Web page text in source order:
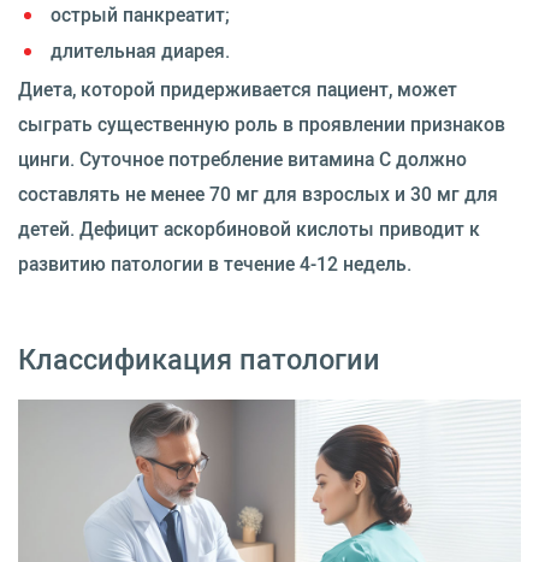
острый панкреатит;
длительная диарея.
Диета, которой придерживается пациент, может
сыграть существенную роль в проявлении признаков
цинги. Суточное потребление витамина C должно
составлять не менее 70 мг для взрослых и 30 мг для
детей. Дефицит аскорбиновой кислоты приводит к
развитию патологии в течение 4-12 недель.
Классификация патологии